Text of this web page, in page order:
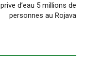
prive d’eau 5 millions de
personnes au Rojava